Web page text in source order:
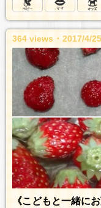
364 views ･ 2017/4/25
《こどもと一緒に